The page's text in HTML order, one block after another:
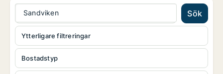
Sandviken Sök
Bostadstyp
Ytterligare filtreringar